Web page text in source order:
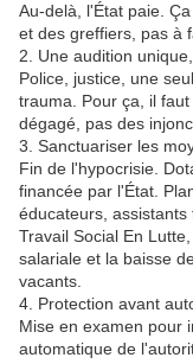
Au-delà, l'État paie.
et des greffiers, pas à
2. Une audition
Police, justice, une
trauma. Pour ça, il
dégagé, pas des
3. Sanctuariser les
Fin de l'hypocrisie.
financée par l'État.
éducateurs, assistants
Travail Social En
salariale et la baisse
vacants.
4. Protection avant
Mise en examen pour
automatique de